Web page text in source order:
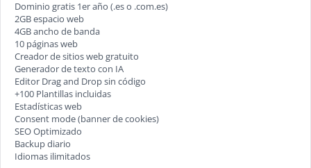
Dominio gratis 1er año (.es o .com.es)
2GB espacio web
4GB ancho de banda
10 páginas web
Creador de sitios web gratuito
Generador de texto con IA
Editor Drag and Drop sin código
+100 Plantillas incluidas
Estadísticas web
Consent mode (banner de cookies)
SEO Optimizado
Backup diario
Idiomas ilimitados